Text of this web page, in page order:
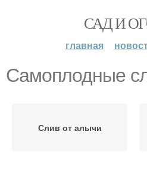
САД И
главная
Самоплодные
Слив от алычи